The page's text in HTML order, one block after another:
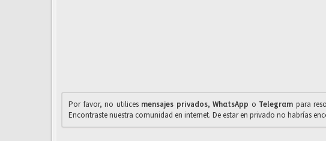
Por favor, no utilices mensajes privados,WhαtsApp o Telegrαm para
Encontraste nuestra comunidad en internet. De estar en privado no habrías